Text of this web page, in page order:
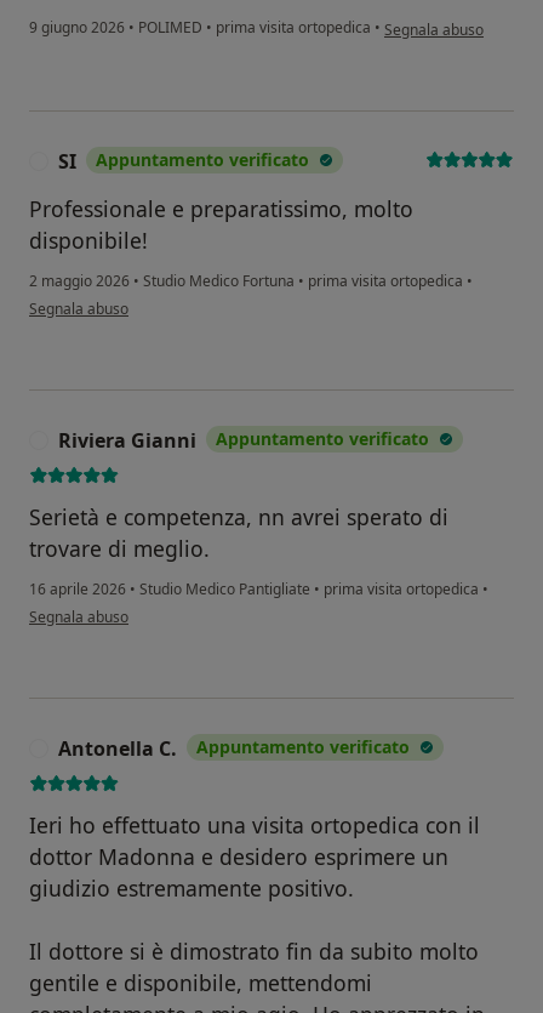
9 giugno 2026 • POLIMED • prima visita ortopedica • secondo l'opinione
Segnala abuso
SI Appuntamento verificato
Professionale e preparatissimo, molto
disponibile!
2 maggio 2026 • Studio Medico Fortuna • prima visita ortopedica •
secondo l'opinione dell'utente SI
Segnala abuso
Riviera Gianni Appuntamento verificato
Serietà e competenza, nn avrei sperato di
trovare di meglio.
16 aprile 2026 • Studio Medico Pantigliate • prima visita ortopedica •
secondo l'opinione dell'utente Riviera Gianni
Segnala abuso
Antonella C. Appuntamento verificato
Ieri ho effettuato una visita ortopedica con il
dottor Madonna e desidero esprimere un
giudizio estremamente positivo.
Il dottore si è dimostrato fin da subito molto
gentile e disponibile, mettendomi